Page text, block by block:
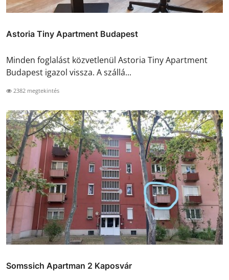
Astoria Tiny Apartment Budapest
Minden foglalást közvetlenül Astoria Tiny Apartment
Budapest igazol vissza. A szállá...
2382 megtekintés
Somssich Apartman 2 Kaposvár